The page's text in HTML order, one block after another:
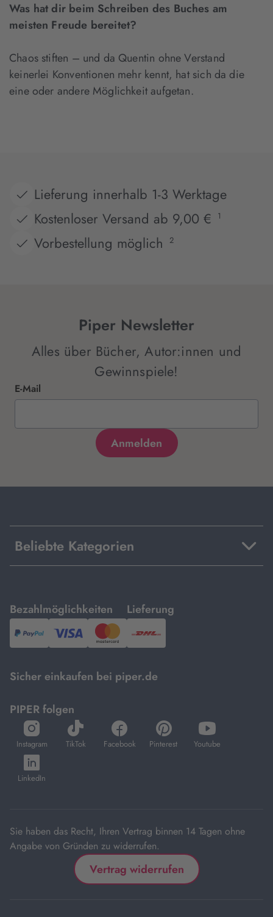
Was hat dir beim Schreiben des Buches am
meisten Freude bereitet?
Chaos stiften – und da Quentin ohne Verstand
keinerlei Konventionen mehr kennt, hat sich da die
eine oder andere Möglichkeit aufgetan.
Lieferung innerhalb 1-3 Werktage
Kostenloser Versand ab 9,00 €
1
Vorbestellung möglich 2
Piper Newsletter
Alles über Bücher, Autor:innen und
Gewinnspiele!
E-Mail
Beliebte Kategorien
Bezahlmöglichkeiten
mit
PayPal,Visa
und
Lieferung
mit
DHL.
Sicher einkaufen bei piper.de
PIPER folgen
Instagram
öffnet
in
neuem
Tab
TikTok
öffnet
in
Facebook
öffnet
in
Pinterest
öffnet
in
Youtube
öffnet
in
LinkedIn
öffnet
in
Sie haben das Recht, Ihren Vertrag binnen 14 Tagen ohne
Angabe von Gründen zu widerrufen.
Vertrag widerrufen